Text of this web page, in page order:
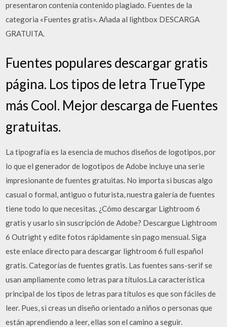
presentaron contenía contenido plagiado. Fuentes de la
categoria «Fuentes gratis». Añada al lightbox DESCARGA
GRATUITA.
Fuentes populares descargar gratis
página. Los tipos de letra TrueType
más Cool. Mejor descarga de Fuentes
gratuitas.
La tipografía es la esencia de muchos diseños de logotipos, por
lo que el generador de logotipos de Adobe incluye una serie
impresionante de fuentes gratuitas. No importa si buscas algo
casual o formal, antiguo o futurista, nuestra galería de fuentes
tiene todo lo que necesitas. ¿Cómo descargar Lightroom 6
gratis y usarlo sin suscripción de Adobe? Descargue Lightroom
6 Outright y edite fotos rápidamente sin pago mensual. Siga
este enlace directo para descargar lightroom 6 full español
gratis. Categorías de fuentes gratis. Las fuentes sans-serif se
usan ampliamente como letras para títulos.La característica
principal de los tipos de letras para títulos es que son fáciles de
leer. Pues, si creas un diseño orientado a niños o personas que
están aprendiendo a leer, ellas son el camino a seguir.